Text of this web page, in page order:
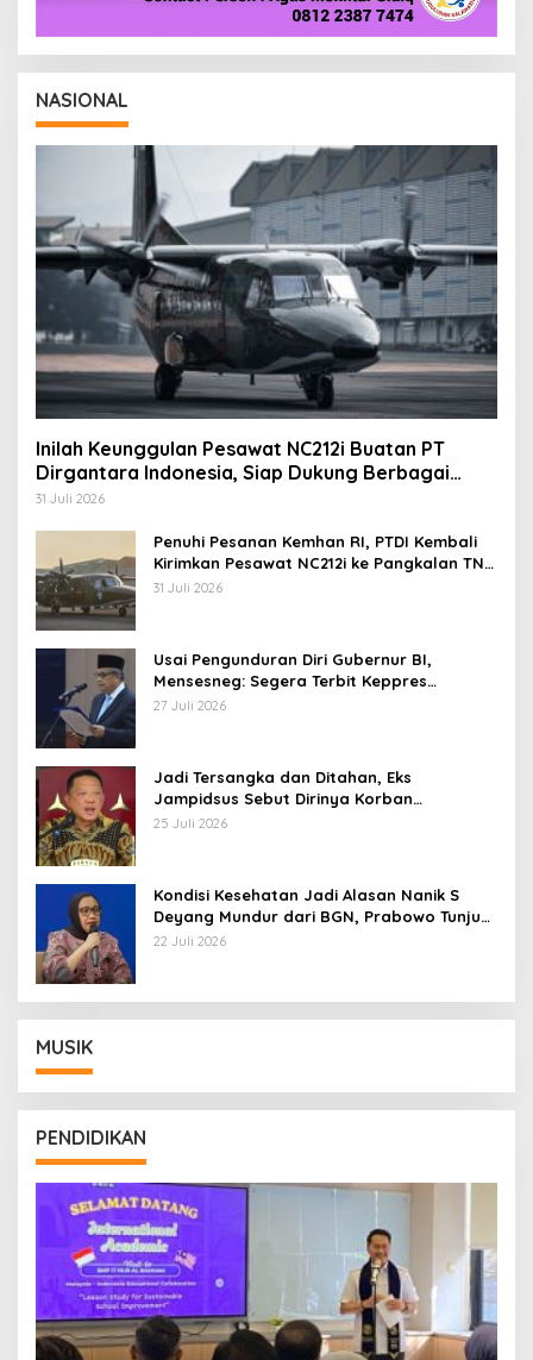
NASIONAL
Inilah Keunggulan Pesawat NC212i Buatan PT
Dirgantara Indonesia, Siap Dukung Berbagai
Operasi TNI
31 Juli 2026
Penuhi Pesanan Kemhan RI, PTDI Kembali
Kirimkan Pesawat NC212i ke Pangkalan TNI
AU
31 Juli 2026
Usai Pengunduran Diri Gubernur BI,
Mensesneg: Segera Terbit Keppres
Pemberhentian dengan Hormat
27 Juli 2026
Jadi Tersangka dan Ditahan, Eks
Jampidsus Sebut Dirinya Korban
Kriminalisasi
25 Juli 2026
Kondisi Kesehatan Jadi Alasan Nanik S
Deyang Mundur dari BGN, Prabowo Tunjuk
Wamentan Sudaryono
22 Juli 2026
MUSIK
PENDIDIKAN